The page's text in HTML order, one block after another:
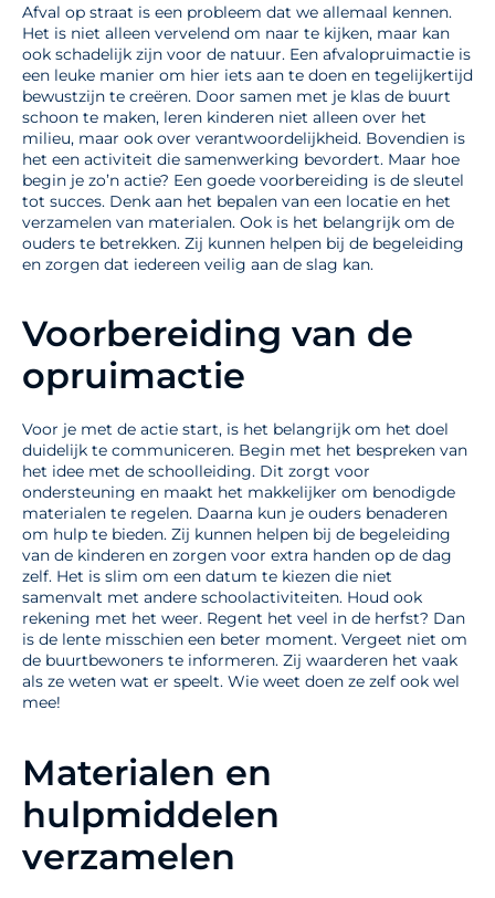
Afval op straat is een probleem dat we allemaal kennen.
Het is niet alleen vervelend om naar te kijken, maar kan
ook schadelijk zijn voor de natuur. Een afvalopruimactie is
een leuke manier om hier iets aan te doen en tegelijkertijd
bewustzijn te creëren. Door samen met je klas de buurt
schoon te maken, leren kinderen niet alleen over het
milieu, maar ook over verantwoordelijkheid. Bovendien is
het een activiteit die samenwerking bevordert. Maar hoe
begin je zo’n actie? Een goede voorbereiding is de sleutel
tot succes. Denk aan het bepalen van een locatie en het
verzamelen van materialen. Ook is het belangrijk om de
ouders te betrekken. Zij kunnen helpen bij de begeleiding
en zorgen dat iedereen veilig aan de slag kan.
Voorbereiding van de
opruimactie
Voor je met de actie start, is het belangrijk om het doel
duidelijk te communiceren. Begin met het bespreken van
het idee met de schoolleiding. Dit zorgt voor
ondersteuning en maakt het makkelijker om benodigde
materialen te regelen. Daarna kun je ouders benaderen
om hulp te bieden. Zij kunnen helpen bij de begeleiding
van de kinderen en zorgen voor extra handen op de dag
zelf. Het is slim om een datum te kiezen die niet
samenvalt met andere schoolactiviteiten. Houd ook
rekening met het weer. Regent het veel in de herfst? Dan
is de lente misschien een beter moment. Vergeet niet om
de buurtbewoners te informeren. Zij waarderen het vaak
als ze weten wat er speelt. Wie weet doen ze zelf ook wel
mee!
Materialen en
hulpmiddelen
verzamelen